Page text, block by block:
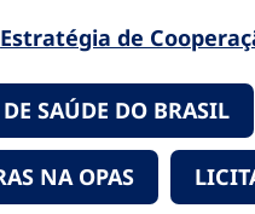
Estratégia de
SAÚDE DO BRASIL
NA OPAS